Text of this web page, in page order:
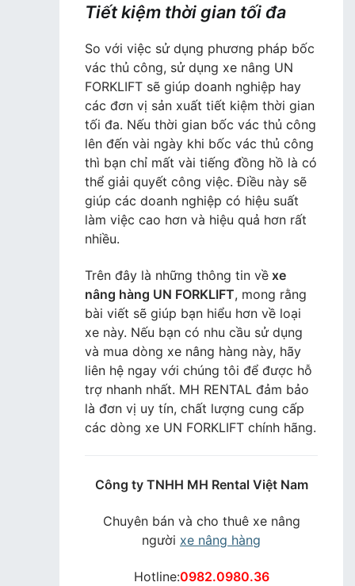
Tiết kiệm thời gian tối đa
So với việc sử dụng phương pháp bốc
vác thủ công, sử dụng xe nâng UN
FORKLIFT sẽ giúp doanh nghiệp hay
các đơn vị sản xuất tiết kiệm thời gian
tối đa. Nếu thời gian bốc vác thủ công
lên đến vài ngày khi bốc vác thủ công
thì bạn chỉ mất vài tiếng đồng hồ là có
thể giải quyết công việc. Điều này sẽ
giúp các doanh nghiệp có hiệu suất
làm việc cao hơn và hiệu quả hơn rất
nhiều.
Trên đây là những thông tin về xe
nâng hàng UN FORKLIFT, mong rằng
bài viết sẽ giúp bạn hiểu hơn về loại
xe này. Nếu bạn có nhu cầu sử dụng
và mua dòng xe nâng hàng này, hãy
liên hệ ngay với chúng tôi để được hỗ
trợ nhanh nhất. MH RENTAL đảm bảo
là đơn vị uy tín, chất lượng cung cấp
các dòng xe UN FORKLIFT chính hãng.
Công ty TNHH MH Rental Việt Nam
Chuyên bán và cho thuê xe nâng
người xe nâng hàng
Hotline:0982.0980.36